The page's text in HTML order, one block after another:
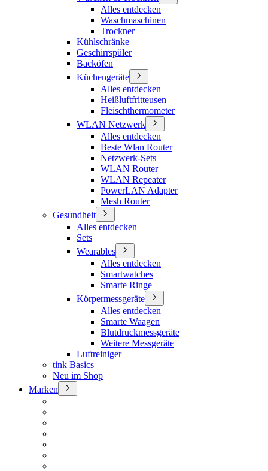
Alles entdecken
Waschmaschinen
Trockner
Kühlschränke
Geschirrspüler
Backöfen
Küchengeräte
Alles entdecken
Heißluftfritteusen
Fleischthermometer
WLAN Netzwerk
Alles entdecken
Beste Wlan Router
Netzwerk-Sets
WLAN Router
WLAN Repeater
PowerLAN Adapter
Mesh Router
Gesundheit
Alles entdecken
Sets
Wearables
Alles entdecken
Smartwatches
Smarte Ringe
Körpermessgeräte
Alles entdecken
Smarte Waagen
Blutdruckmessgeräte
Weitere Messgeräte
Luftreiniger
tink Basics
Neu im Shop
Marken